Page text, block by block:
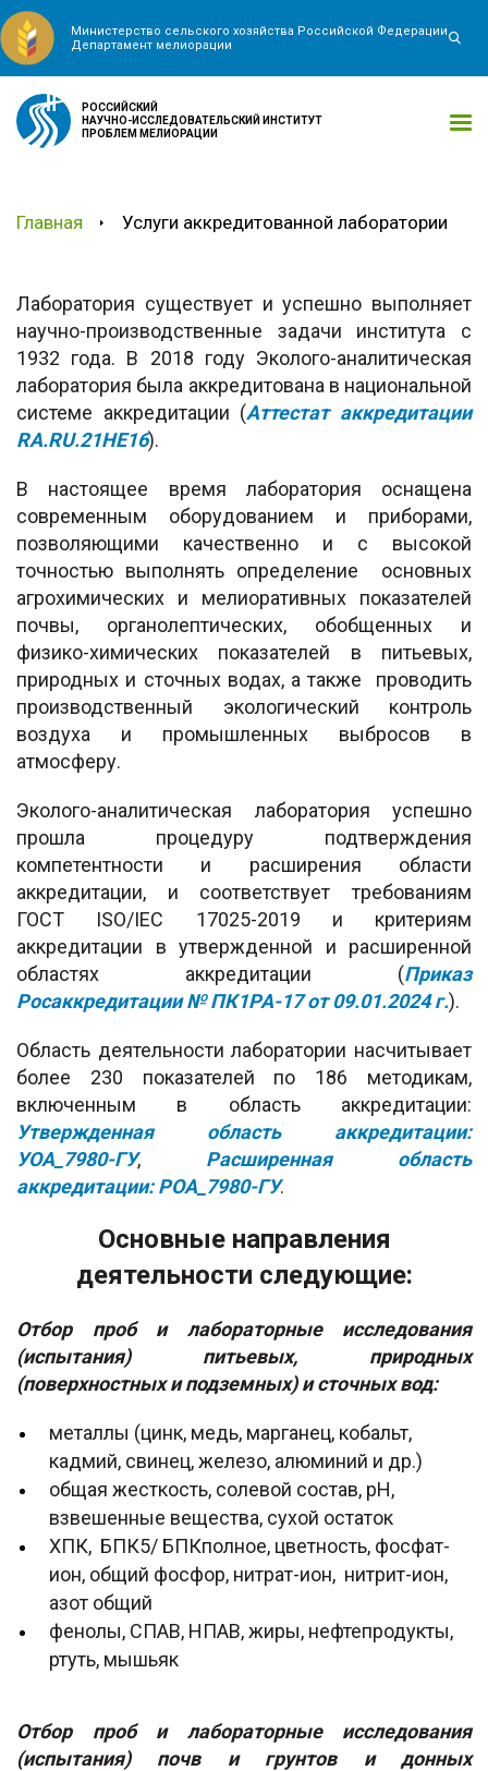
Министерство сельского хозяйства Российской Федерации
Департамент мелиорации
РОССИЙСКИЙ
НАУЧНО-ИССЛЕДОВАТЕЛЬСКИЙ ИНСТИТУТ
ПРОБЛЕМ МЕЛИОРАЦИИ
Главная Услуги аккредитованной лаборатории
Лаборатория существует и успешно выполняет
научно-производственные задачи института с
1932 года. В 2018 году Эколого-аналитическая
лаборатория была аккредитована в национальной
системе аккредитации (Аттестат аккредитации
RA.RU.21HE16).
В настоящее время лаборатория оснащена
современным оборудованием и приборами,
позволяющими качественно и с высокой
точностью выполнять определение основных
агрохимических и мелиоративных показателей
почвы, органолептических, обобщенных и
физико-химических показателей в питьевых,
природных и сточных водах, а также проводить
производственный экологический контроль
воздуха и промышленных выбросов в
атмосферу.
Эколого-аналитическая лаборатория успешно
прошла процедуру подтверждения
компетентности и расширения области
аккредитации, и соответствует требованиям
ГОСТ ISO/IEC 17025-2019 и критериям
аккредитации в утвержденной и расширенной
областях аккредитации (Приказ
Росаккредитации № ПК1РА-17 от 09.01.2024 г.).
Область деятельности лаборатории насчитывает
более 230 показателей по 186 методикам,
включенным в область аккредитации:
Утвержденная область аккредитации:
УОА_7980-ГУ, Расширенная область
аккредитации: РОА_7980-ГУ.
Основные направления
деятельности следующие:
Отбор проб и лабораторные исследования
(испытания) питьевых, природных
(поверхностных и подземных) и сточных вод:
металлы (цинк, медь, марганец, кобальт,
кадмий, свинец, железо, алюминий и др.)
общая жесткость, солевой состав, рН,
взвешенные вещества, сухой остаток
ХПК, БПК5/ БПКполное, цветность, фосфат-
ион, общий фосфор, нитрат-ион, нитрит-ион,
азот общий
фенолы, СПАВ, НПАВ, жиры, нефтепродукты,
ртуть, мышьяк
Отбор проб и лабораторные исследования
(испытания) почв и грунтов и донных